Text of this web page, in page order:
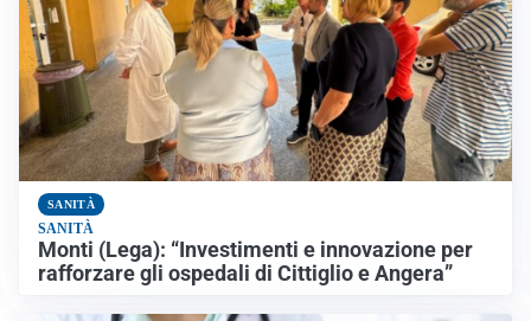
SANITÀ
SANITÀ
Monti (Lega): “Investimenti e innovazione per
rafforzare gli ospedali di Cittiglio e Angera”